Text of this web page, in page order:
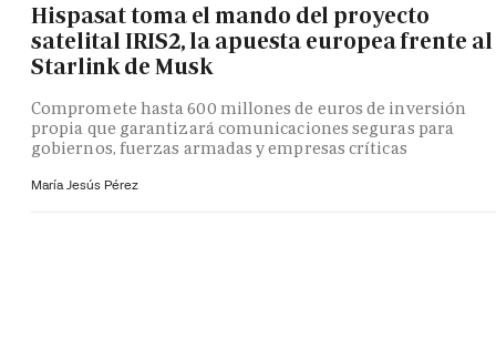
Hispasat toma el mando del proyecto
satelital IRIS2, la apuesta europea frente al
Starlink de Musk
Compromete hasta 600 millones de euros de inversión
propia que garantizará comunicaciones seguras para
gobiernos, fuerzas armadas y empresas críticas
María Jesús Pérez